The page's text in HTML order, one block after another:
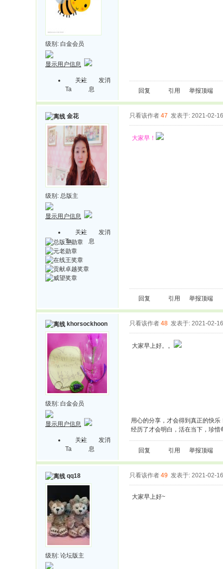
级别: 白金会员
显示用户信息
关注
Ta
发消
息
回复 引用 举报顶端
金花
级别: 总版主
显示用户信息
关注
Ta
发消
息
只看该作者 47 发表于: 2021-02-16
大家早！
回复 引用 举报顶端
khorsockhoon
级别: 白金会员
显示用户信息
关注
Ta
发消
息
只看该作者 48 发表于: 2021-02-16
大家早上好。。
用心的分享，才会得到真正的快乐
经历了才会明白，活在当下，珍惜
回复 引用 举报顶端
qq18
级别: 论坛版主
只看该作者 49 发表于: 2021-02-16
大家早上好~